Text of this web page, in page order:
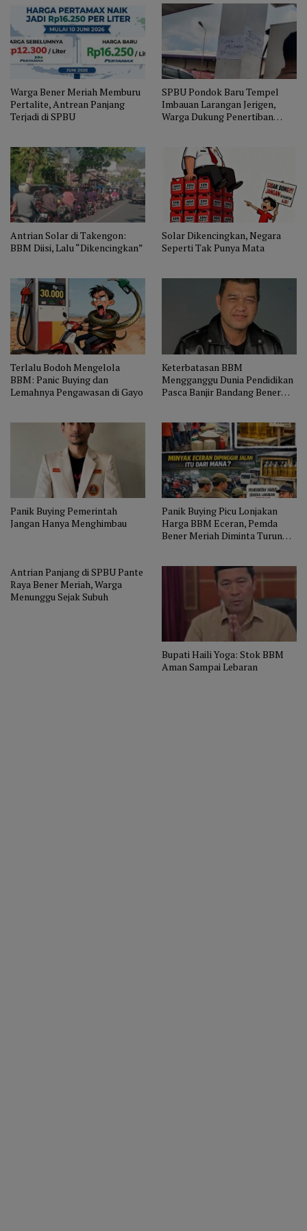
Warga Bener Meriah Memburu
Pertalite, Antrean Panjang
Terjadi di SPBU
SPBU Pondok Baru Tempel
Imbauan Larangan Jerigen,
Warga Dukung Penertiban
Antrian Solar di Takengon:
BBM Diisi, Lalu “Dikencingkan”
Solar Dikencingkan, Negara
Seperti Tak Punya Mata
Terlalu Bodoh Mengelola
BBM: Panic Buying dan
Lemahnya Pengawasan di Gayo
Keterbatasan BBM
Mengganggu Dunia Pendidikan
Pasca Banjir Bandang Bener
Panik Buying Pemerintah
Jangan Hanya Menghimbau
Panik Buying Picu Lonjakan
Harga BBM Eceran, Pemda
Bener Meriah Diminta Turun
Antrian Panjang di SPBU Pante
Raya Bener Meriah, Warga
Menunggu Sejak Subuh
Bupati Haili Yoga: Stok BBM
Aman Sampai Lebaran